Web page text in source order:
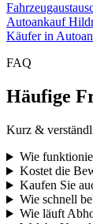
Autoankauf
Käufer in
FAQ
Häufige
Kurz &
Wie
Kostet die
Kaufen Sie
Wie schnell
Wie läuft